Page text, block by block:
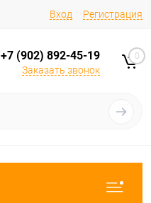
Вход Регистрация
+7 (902) 892-45-19
Заказать звонок
0